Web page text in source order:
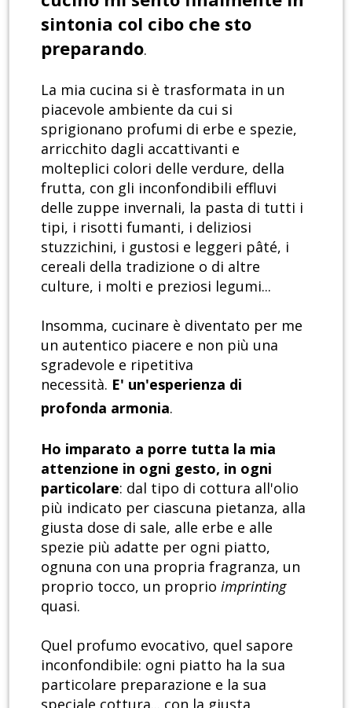
sintonia col cibo che sto
preparando.
La mia cucina si è trasformata in un
piacevole ambiente da cui si
sprigionano profumi di erbe e spezie,
arricchito dagli accattivanti e
molteplici colori delle verdure, della
frutta, con gli inconfondibili effluvi
delle zuppe invernali, la pasta di tutti i
tipi, i risotti fumanti, i deliziosi
stuzzichini, i gustosi e leggeri pâté, i
cereali della tradizione o di altre
culture, i molti e preziosi legumi...
Insomma, cucinare è diventato per me
un autentico piacere e non più una
sgradevole e ripetitiva
necessità. E' un'esperienza di
profonda armonia.
Ho imparato a porre tutta la mia
attenzione in ogni gesto, in ogni
particolare: dal tipo di cottura all'olio
più indicato per ciascuna pietanza, alla
giusta dose di sale, alle erbe e alle
spezie più adatte per ogni piatto,
ognuna con una propria fragranza, un
proprio tocco, un proprio imprinting
quasi.
Quel profumo evocativo, quel sapore
inconfondibile: ogni piatto ha la sua
particolare preparazione e la sua